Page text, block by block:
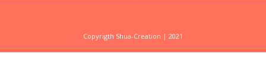
Copyrigth Shua-Creation | 2021